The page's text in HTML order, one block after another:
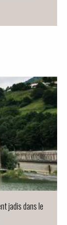
jadis dans le